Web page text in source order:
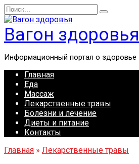
Перейти
к
содержанию
Search
for:
Вагон здоровья
Информационный портал о здоровье
Главная
Еда
Массаж
Лекарственные травы
Болезни и лечение
Диеты и питание
Контакты
Главная » Лекарственные травы